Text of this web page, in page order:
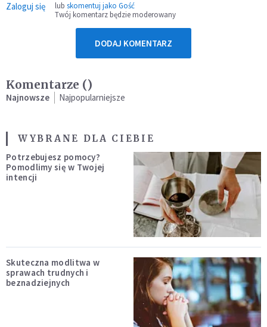
Zaloguj się lub skomentuj jako Gość
Twój komentarz będzie moderowany
DODAJ KOMENTARZ
Komentarze ()
Najnowsze Najpopularniejsze
WYBRANE DLA CIEBIE
Potrzebujesz pomocy?
Pomodlimy się w Twojej
intencji
Skuteczna modlitwa w
sprawach trudnych i
beznadziejnych